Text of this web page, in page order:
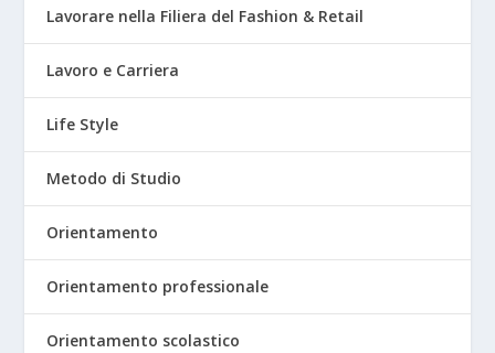
Lavorare nella Filiera del Fashion & Retail
Lavoro e Carriera
Life Style
Metodo di Studio
Orientamento
Orientamento professionale
Orientamento scolastico